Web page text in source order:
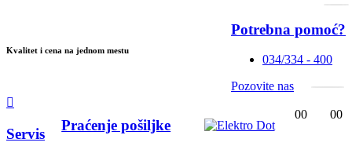
Kvalitet i cena na jednom mestu
Potrebna pomoć?
034/334 - 400
Pozovite nas
Servis
Praćenje pošiljke
00 00